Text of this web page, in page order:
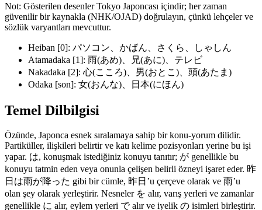
Not: Gösterilen desenler Tokyo Japoncası içindir; her zaman
güvenilir bir kaynakla (NHK/OJAD) doğrulayın, çünkü lehçeler ve
sözlük varyantları mevcuttur.
Heiban [0]: パソコン、かばん、さくら、しゃしん
Atamadaka [1]: 雨(あめ)、兄(あに)、テレビ
Nakadaka [2]: 心(こころ)、男(おとこ)、頭(あたま)
Odaka [son]: 女(おんな)、日本(にほん)
Temel Dilbilgisi
Özünde, Japonca esnek sıralamaya sahip bir konu-yorum dilidir.
Partiküller, ilişkileri belirtir ve katı kelime pozisyonları yerine bu işi
yapar. は, konuşmak istediğiniz konuyu tanıtır; が genellikle bu
konuyu tatmin eden veya onunla çelişen belirli özneyi işaret eder. 昨
日は雨が降った gibi bir cümle, 昨日’u çerçeve olarak ve 雨’u
olan şey olarak yerleştirir. Nesneler を alır, varış yerleri ve zamanlar
genellikle に alır, eylem yerleri で alır ve iyelik の isimleri birleştirir.